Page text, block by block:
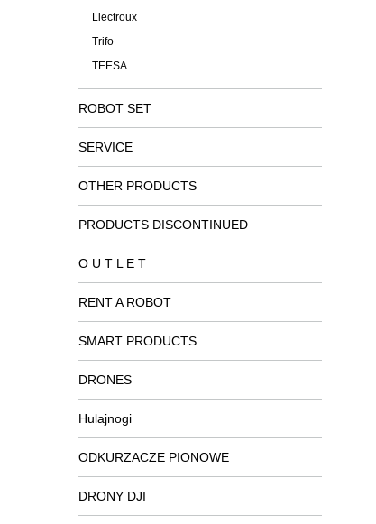
Liectroux
Trifo
TEESA
ROBOT SET
SERVICE
OTHER PRODUCTS
PRODUCTS DISCONTINUED
O U T L E T
RENT A ROBOT
SMART PRODUCTS
DRONES
Hulajnogi
ODKURZACZE PIONOWE
DRONY DJI